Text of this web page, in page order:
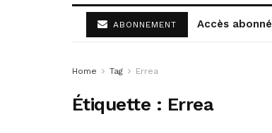
ABONNEMENT Accès abonné
Home Tag Errea
Étiquette : Errea